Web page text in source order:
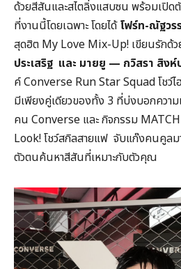
ด้วยสีสันและสไตลิ่งแสบซน พร้อมเปิด
ที่งานนี้โดยเฉพาะ โดยได้โฟร์ท-ณัฐวร
สุดฮิต My Love Mix-Up! เขียนรักด้ว
ประเสริฐ และ มายยู — กวิสรา สิง
ค์ Converse Run Star Squad โชว์
มีเพียงคู่เดียวของทั้ง 3 ที่บ่งบอกควา
คน Converse และ กิจกรรม
Look! โชว์สกิลสายแฟ จับแก๊งคนคูลม
ตัวตนค้นหาสีสันที่เหมาะกับตัวคุณ